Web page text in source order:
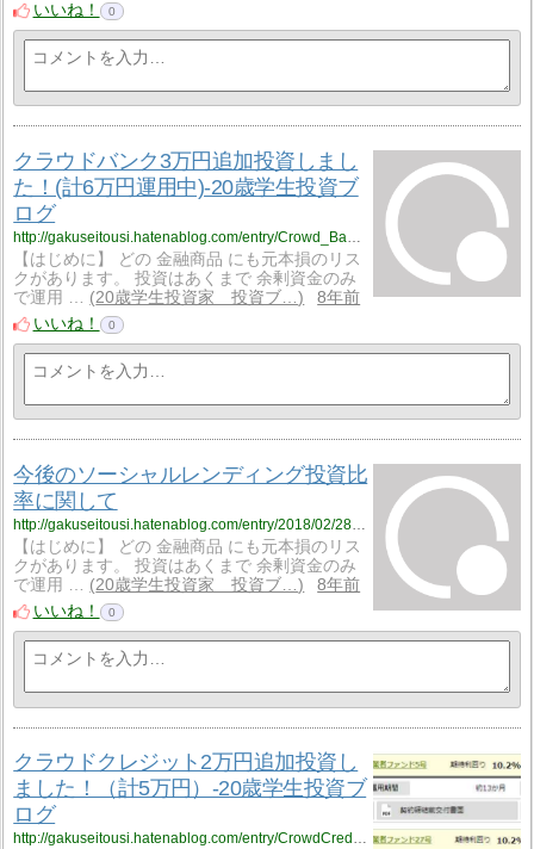
いいね！
0
クラウドバンク3万円追加投資しまし
た！(計6万円運用中)-20歳学生投資ブ
ログ
http://gakuseitousi.hatenablog.com/entry/Crowd_Bank/20180216
【はじめに】 どの 金融商品 にも元本損のリス
クがあります。 投資はあくまで 余剰資金のみ
で運用 …
20歳学生投資家 投資ブ…
8年前
いいね！
0
今後のソーシャルレンディング投資比
率に関して
http://gakuseitousi.hatenablog.com/entry/2018/02/28/%E4%BB%8A%E5%BE%8C%E3%81%AE%E3%82%BD%E3%83%BC%E3%82%B7%E3%83%A3%E3%83%AB%E3%83%AC%E3%83%B3%E3%83%87%E3%82%A3%E3%83%B3%E3%82%B0%E6%8A%95%E8%B3%87%E6%AF%94%E7%8E%87%E3%81%AB%E9%96%A2%E3%81%97
【はじめに】 どの 金融商品 にも元本損のリス
クがあります。 投資はあくまで 余剰資金のみ
で運用 …
20歳学生投資家 投資ブ…
8年前
いいね！
0
クラウドクレジット2万円追加投資し
ました！（計5万円）-20歳学生投資ブ
ログ
http://gakuseitousi.hatenablog.com/entry/CrowdCredit/20180214